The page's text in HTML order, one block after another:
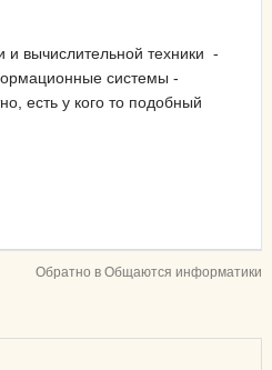
вычислительной техники -
системы -
есть у кого то подобный
Обратно в Общаются информатики